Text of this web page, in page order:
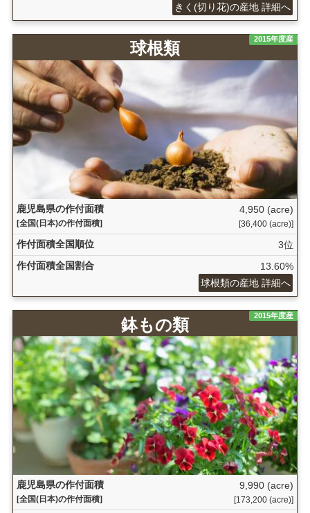
きく(切り花)の産地 詳細へ
2015年度産
球根類
鹿児島県の作付面積
[全国(日本)の作付面積]
4,950 (acre)
[36,400 (acre)]
作付面積全国順位
3位
作付面積全国割合
13.60%
球根類の産地 詳細へ
2015年度産
鉢もの類
鹿児島県の作付面積
[全国(日本)の作付面積]
9,990 (acre)
[173,200 (acre)]